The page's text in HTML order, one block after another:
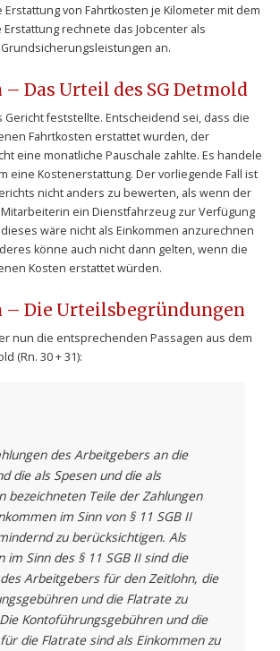
von Fahrtkosten je Kilometer mit dem
Erstattung rechnete das Jobcenter als
an.
Das Urteil des SG Detmold
Gericht feststellte. Entscheidend sei, dass die
Fahrtkosten erstattet wurden, der
eine monatliche Pauschale zahlte. Es handele
eine Kostenerstattung. Der vorliegende Fall ist
nicht anders zu bewerten, als wenn der
ein Dienstfahrzeug zur Verfügung
wäre nicht als Einkommen anzurechnen
könne auch nicht dann gelten, wenn die
Kosten erstattet würden.
– Die Urteilsbegründungen
nun die entsprechenden Passagen aus dem
(Rn. 30 + 31):
des Arbeitgebers an die
die als Spesen und die als
bezeichneten Teile der Zahlungen
im Sinn von § 11 SGB II
zu berücksichtigen. Als
im Sinn des § 11 SGB II sind die
Arbeitgebers für den Zeitlohn, die
und die Flatrate zu
Kontoführungsgebühren und die
die Flatrate sind als Einkommen zu